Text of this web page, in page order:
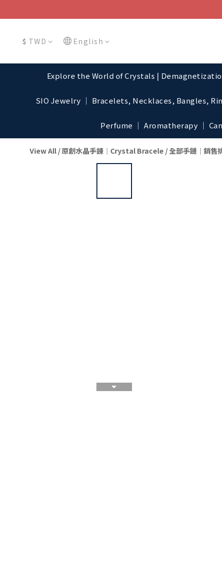
$ TWD English
Explore the World of Crystals |
SIO Jewelry │ Bracelets, Necklaces, Bangles,
Perfume │ Aromatherapy │
View All /原創水晶手鍊│Crystal Bracele /全部手鏈│銷售